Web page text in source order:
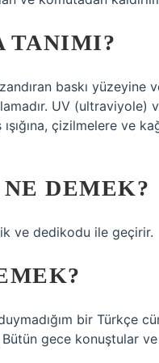
TANIMI?
baskı yüzeyine
UV (ultraviyole)
çizilmelere ve
DEMEK?
ve dedikodu ile geçirir.
bir Türkçe
gece konuştular ve